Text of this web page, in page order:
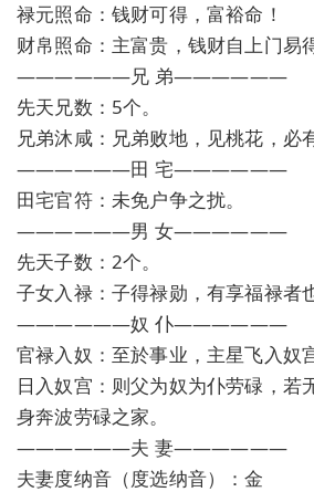
禄元照命：钱财可得，富裕命！
财帛照命：主富贵，钱财自上门易
——————兄 弟——————
先天兄数：5个。
兄弟沐咸：兄弟败地，见桃花，必
——————田 宅——————
田宅官符：未免户争之扰。
——————男 女——————
先天子数：2个。
子女入禄：子得禄勋，有享福禄者也
——————奴 仆——————
官禄入奴：至於事业，主星飞入奴
日入奴宫：则父为奴为仆劳碌，若
身奔波劳碌之家。
——————夫 妻——————
夫妻度纳音（度选纳音）：金